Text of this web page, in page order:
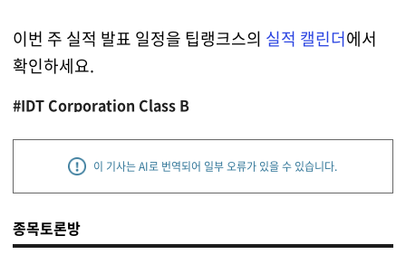
이번 주 실적 발표 일정을 팁랭크스의 실적 캘린더에서
확인하세요.
#IDT Corporation Class B
이 기사는 AI로 번역되어 일부 오류가 있을 수 있습니다.
종목토론방